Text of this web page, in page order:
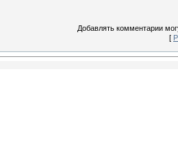
Добавлять комментарии
[